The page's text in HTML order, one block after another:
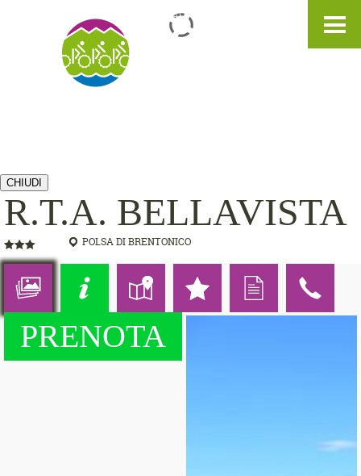
EN
CHIUDI
R.T.A. BELLAVISTA
POLSA DI BRENTONICO
PRENOTA